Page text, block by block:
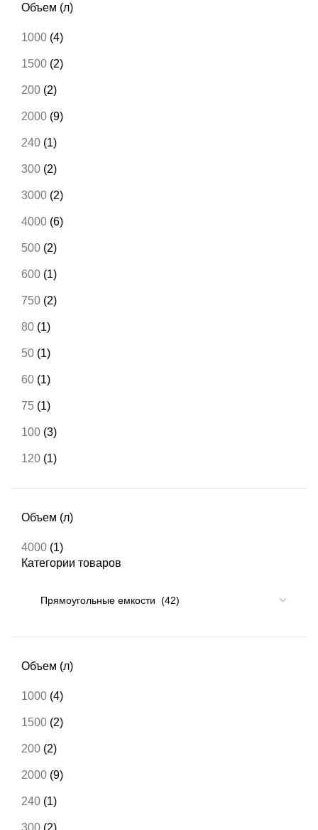
Объем (л)
1000 (4)
1500 (2)
200 (2)
2000 (9)
240 (1)
300 (2)
3000 (2)
4000 (6)
500 (2)
600 (1)
750 (2)
80 (1)
50 (1)
60 (1)
75 (1)
100 (3)
120 (1)
Объем (л)
4000 (1)
Категории товаров
Объем (л)
1000 (4)
1500 (2)
200 (2)
2000 (9)
240 (1)
300 (2)